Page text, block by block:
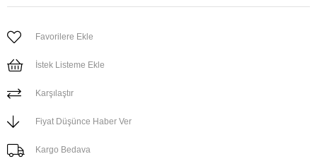
Favorilere Ekle
İstek Listeme Ekle
Karşılaştır
Fiyat Düşünce Haber Ver
Kargo Bedava